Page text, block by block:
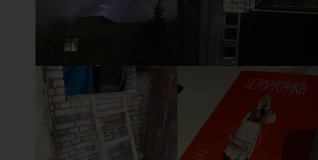
15 14